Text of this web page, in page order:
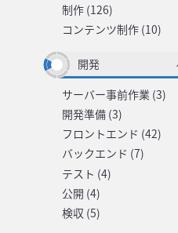
制作 (126)
コンテンツ制作 (10)
開発
サーバー事前作業 (3)
開発準備 (3)
フロントエンド (42)
バックエンド (7)
テスト (4)
公開 (4)
検収 (5)